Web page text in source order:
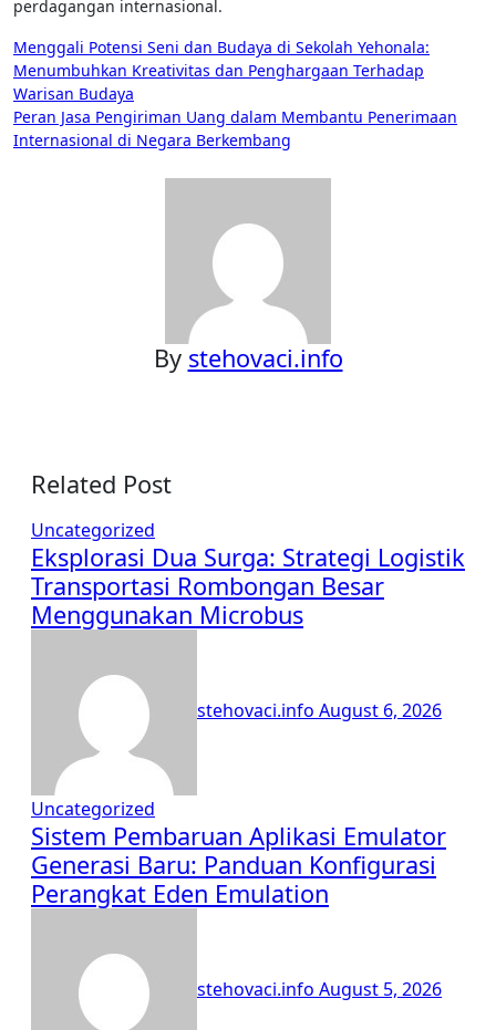
perdagangan internasional.
Post
navigation
Menggali Potensi Seni dan Budaya di Sekolah Yehonala:
Menumbuhkan Kreativitas dan Penghargaan Terhadap
Warisan Budaya
Peran Jasa Pengiriman Uang dalam Membantu Penerimaan
Internasional di Negara Berkembang
By stehovaci.info
Related Post
Uncategorized
Eksplorasi Dua Surga: Strategi Logistik
Transportasi Rombongan Besar
Menggunakan Microbus
stehovaci.info August 6, 2026
Uncategorized
Sistem Pembaruan Aplikasi Emulator
Generasi Baru: Panduan Konfigurasi
Perangkat Eden Emulation
stehovaci.info August 5, 2026